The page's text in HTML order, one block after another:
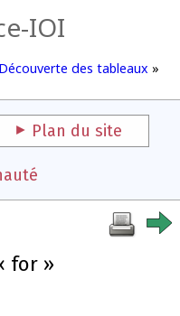
IOI
Découverte des tableaux »
Plan du site
for »